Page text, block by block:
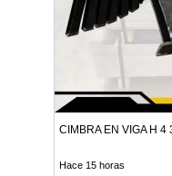
CIMBRA EN VIGA H
Hace 15 horas